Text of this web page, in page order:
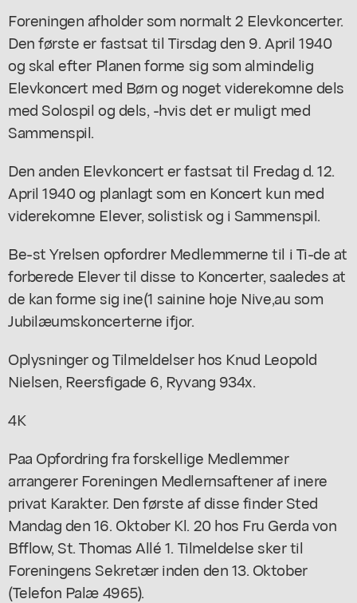
Foreningen afholder som normalt 2 Elevkoncerter.
Den første er fastsat til Tirsdag den 9. April 1940
og skal efter Planen forme sig som almindelig
Elevkoncert med Børn og noget viderekomne dels
med Solospil og dels, -hvis det er muligt med
Sammenspil.
Den anden Elevkoncert er fastsat til Fredag d. 12.
April 1940 og planlagt som en Koncert kun med
viderekomne Elever, solistisk og i Sammenspil.
Be-st Yrelsen opfordrer Medlemmerne til i Ti-de at
forberede Elever til disse to Koncerter, saaledes at
de kan forme sig ine(1 sainine hoje Nive,au som
Jubilæumskoncerterne ifjor.
Oplysninger og Tilmeldelser hos Knud Leopold
Nielsen, Reersfigade 6, Ryvang 934x.
4K
Paa Opfordring fra forskellige Medlemmer
arrangerer Foreningen Medlernsaftener af inere
privat Karakter. Den første af disse finder Sted
Mandag den 16. Oktober Kl. 20 hos Fru Gerda von
Bfflow, St. Thomas Allé 1. Tilmeldelse sker til
Foreningens Sekretær inden den 13. Oktober
(Telefon Palæ 4965).